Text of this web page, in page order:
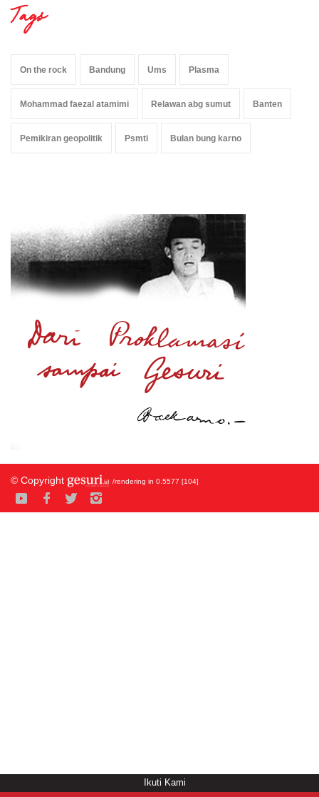
Ikuti Kami
Tags
On the rock Bandung Ums Plasma
Mohammad faezal atamimi Relawan abg sumut Banten
Pemikiran geopolitik Psmti Bulan bung karno
© Copyright /rendering in 0.5577 [104]